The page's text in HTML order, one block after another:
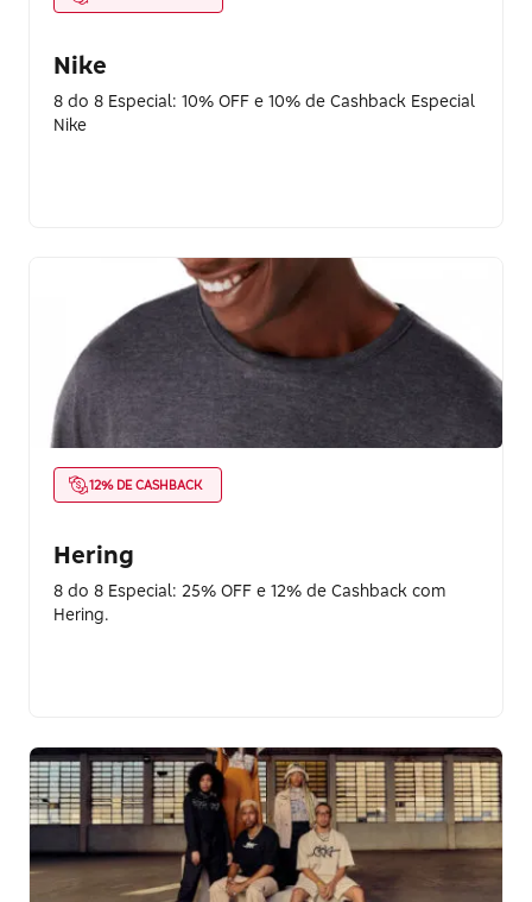
Nike
8 do 8 Especial: 10% OFF e 10% de Cashback Especial
Nike
12% DE CASHBACK
Hering
8 do 8 Especial: 25% OFF e 12% de Cashback com
Hering.